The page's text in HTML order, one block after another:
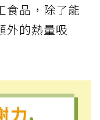
食品，除了能
外的熱量吸